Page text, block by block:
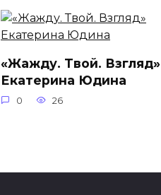
«Жажду. Твой. Взгляд»
Екатерина Юдина
0 26